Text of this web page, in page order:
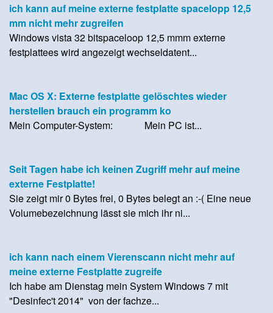
ich kann auf meine externe festplatte spacelopp 12,5
mm nicht mehr zugreifen
Windows vista 32 bitspaceloop 12,5 mmm externe
festplattees wird angezeigt wechseldatent...
Mac OS X: Externe festplatte gelöschtes wieder
herstellen brauch ein programm ko
Mein Computer-System: Mein PC ist...
Seit Tagen habe ich keinen Zugriff mehr auf meine
externe Festplatte!
Sie zeigt mir 0 Bytes frei, 0 Bytes belegt an :-( Eine neue
Volumebezeichnung lässt sie mich ihr ni...
ich kann nach einem Vierenscann nicht mehr auf
meine externe Festplatte zugreife
Ich habe am Dienstag mein System Windows 7 mit
"Desinfec't 2014" von der fachze...